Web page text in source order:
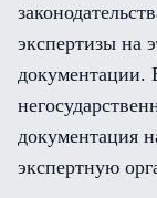
экспертизы на
документации.
документация
экспертную